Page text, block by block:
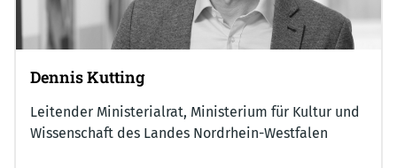
Dennis Kutting
Leitender Ministerialrat, Ministerium für Kultur und
Wissenschaft des Landes Nordrhein-Westfalen